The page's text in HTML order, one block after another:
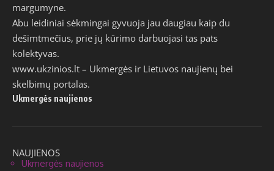
margumyne.
Abu leidiniai sėkmingai gyvuoja jau daugiau kaip du
dešimtmečius, prie jų kūrimo darbuojasi tas pats
kolektyvas.
www.ukzinios.lt – Ukmergės ir Lietuvos naujienų bei
skelbimų portalas.
Ukmergės naujienos
NAUJIENOS
Ukmergės naujienos